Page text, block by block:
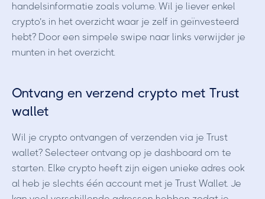
handelsinformatie zoals volume. Wil je liever enkel
crypto’s in het overzicht waar je zelf in geïnvesteerd
hebt? Door een simpele swipe naar links verwijder je
munten in het overzicht.
Ontvang en verzend crypto met Trust
wallet
Wil je crypto ontvangen of verzenden via je Trust
wallet? Selecteer ontvang op je dashboard om te
starten. Elke crypto heeft zijn eigen unieke adres ook
al heb je slechts één account met je Trust Wallet. Je